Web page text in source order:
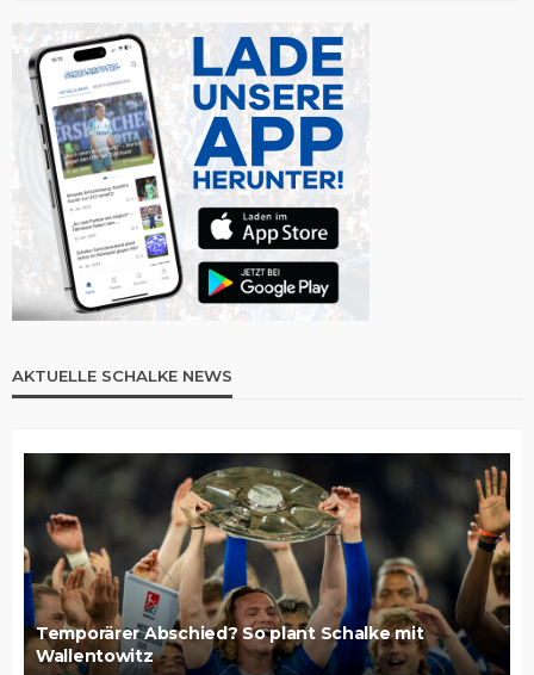
AKTUELLE SCHALKE NEWS
Temporärer Abschied? So plant Schalke mit
Wallentowitz